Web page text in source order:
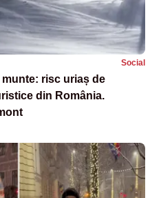
Social
risc uriaș de
din România.